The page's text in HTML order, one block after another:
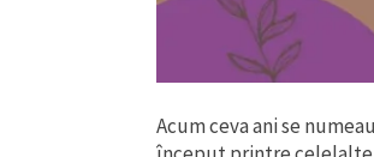
Acum ceva ani se